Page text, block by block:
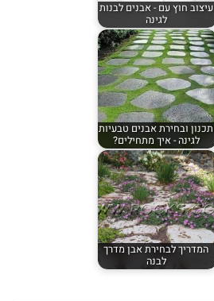
עיצוב חוץ עם - אבנים לבנות
לגינה
תכנון ובחירת אבנים טבעיות
לגינה - איך מתחילים?
המדריך לבחירת אבן מדרך
לבנה